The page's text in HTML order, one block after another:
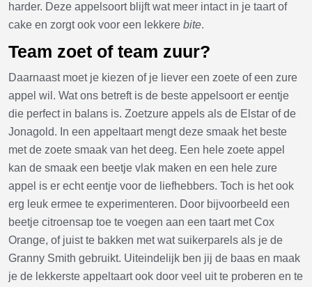
harder. Deze appelsoort blijft wat meer intact in je taart of
cake en zorgt ook voor een lekkere bite.
Team zoet of team zuur?
Daarnaast moet je kiezen of je liever een zoete of een zure
appel wil. Wat ons betreft is de beste appelsoort er eentje
die perfect in balans is. Zoetzure appels als de Elstar of de
Jonagold. In een appeltaart mengt deze smaak het beste
met de zoete smaak van het deeg. Een hele zoete appel
kan de smaak een beetje vlak maken en een hele zure
appel is er echt eentje voor de liefhebbers. Toch is het ook
erg leuk ermee te experimenteren. Door bijvoorbeeld een
beetje citroensap toe te voegen aan een taart met Cox
Orange, of juist te bakken met wat suikerparels als je de
Granny Smith gebruikt. Uiteindelijk ben jij de baas en maak
je de lekkerste appeltaart ook door veel uit te proberen en te